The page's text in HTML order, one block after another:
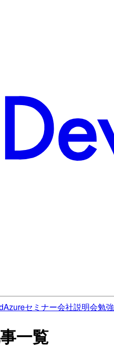
Azureセミナー会社説明会勉
一覧